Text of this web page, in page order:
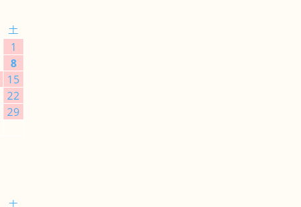
土
1
8
15
22
29
土